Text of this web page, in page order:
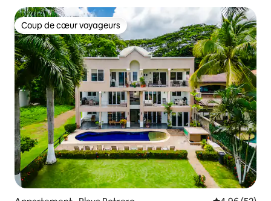
Coup de cœur voyageurs
Coup de cœur voyageurs